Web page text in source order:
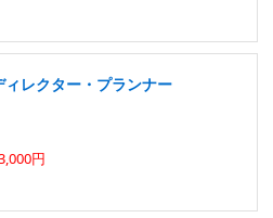
レクター・プランナー
円